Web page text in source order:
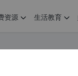
资源 生活教育
片 去背景 换背景 抠图